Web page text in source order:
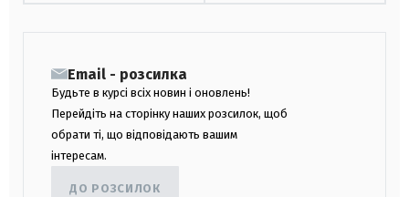
Email - розсилка
Будьте в курсі всіх новин і оновлень!
Перейдіть на сторінку наших розсилок, щоб
обрати ті, що відповідають вашим
інтересам.
ДО РОЗСИЛОК